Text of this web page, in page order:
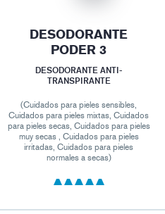
DESODORANTE
PODER 3
DESODORANTE ANTI-
TRANSPIRANTE
(Cuidados para pieles sensibles,
Cuidados para pieles mixtas, Cuidados
para pieles secas, Cuidados para pieles
muy secas , Cuidados para pieles
irritadas, Cuidados para pieles
normales a secas)